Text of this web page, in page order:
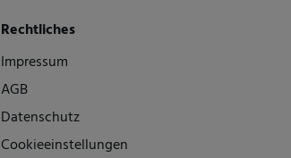
Rechtliches
Impressum
AGB
Datenschutz
Cookieeinstellungen